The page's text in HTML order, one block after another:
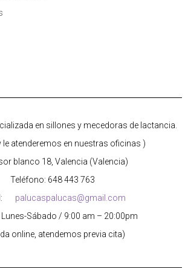
en sillones y mecedoras de lactancia.
le atenderemos en nuestras oficinas )
blanco 18, Valencia (Valencia)
Teléfono: 648 443 763
palucaspalucas@gmail.com
Sábado / 9:00 am – 20:00pm
online, atendemos previa cita)